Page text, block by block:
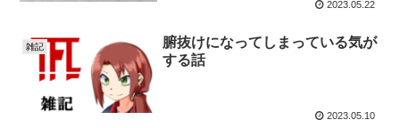
2023.05.22
雑記
腑抜けになってしまっている気が
する話
2023.05.10